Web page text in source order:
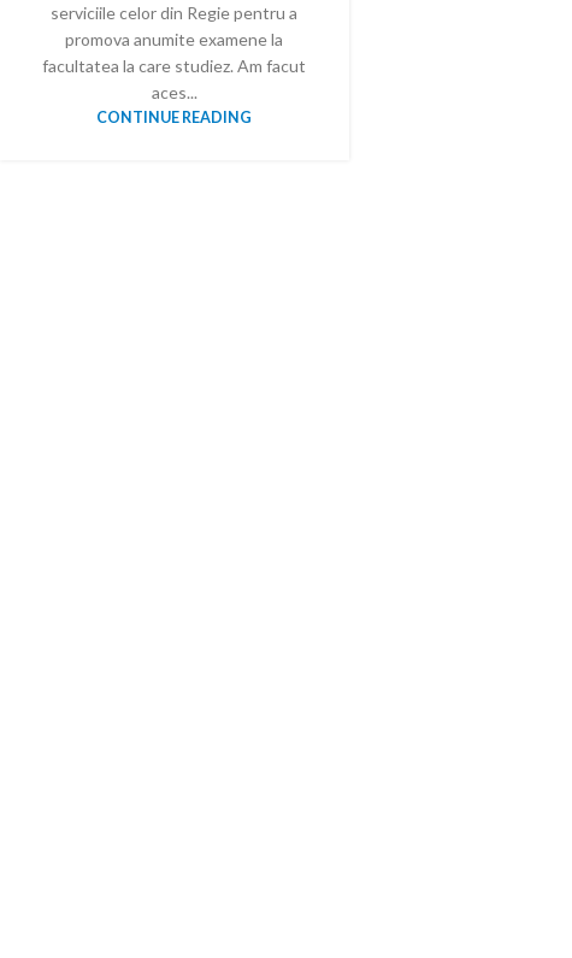
serviciile celor din Regie pentru a
promova anumite examene la
facultatea la care studiez. Am facut
aces...
CONTINUE READING